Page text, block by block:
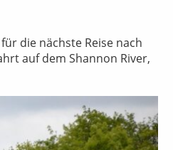
die nächste Reise nach
auf dem Shannon River,